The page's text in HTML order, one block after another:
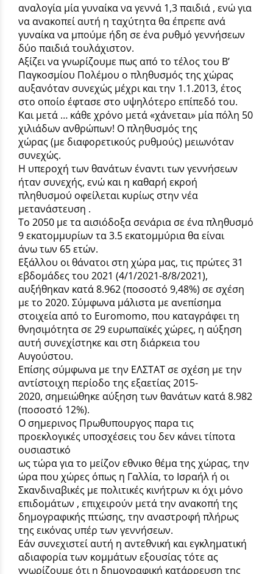
αναλογία μία γυναίκα να γεννά 1,3 παιδιά , ενώ για
να ανακοπεί αυτή η ταχύτητα θα έπρεπε ανά
γυναίκα να μπούμε ήδη σε ένα ρυθμό γεννήσεων
δύο παιδιά τουλάχιστον.
Αξίζει να γνωρίζουμε πως από το τέλος του Β’
Παγκοσμίου Πολέμου ο πληθυσμός της χώρας
αυξανόταν συνεχώς μέχρι και την 1.1.2013, έτος
στο οποίο έφτασε στο υψηλότερο επίπεδό του.
Και μετά … κάθε χρόνο μετά «χάνεται» μία πόλη 50
χιλιάδων ανθρώπων! Ο πληθυσμός της
χώρας (με διαφορετικούς ρυθμούς) μειωνόταν
συνεχώς.
Η υπεροχή των θανάτων έναντι των γεννήσεων
ήταν συνεχής, ενώ και η καθαρή εκροή
πληθυσμού οφείλεται κυρίως στην νέα
μετανάστευση .
Το 2050 με τα αισιόδοξα σενάρια σε ένα πληθυσμό
9 εκατομμυρίων τα 3.5 εκατομμύρια θα είναι
άνω των 65 ετών.
Εξάλλου οι θάνατοι στη χώρα μας, τις πρώτες 31
εβδομάδες του 2021 (4/1/2021-8/8/2021),
αυξήθηκαν κατά 8.962 (ποσοστό 9,48%) σε σχέση
με το 2020. Σύμφωνα μάλιστα με ανεπίσημα
στοιχεία από το Euromomo, που καταγράφει τη
θνησιμότητα σε 29 ευρωπαϊκές χώρες, η αύξηση
αυτή συνεχίστηκε και στη διάρκεια του
Αυγούστου.
Επίσης σύμφωνα με την ΕΛΣΤΑΤ σε σχέση με την
αντίστοιχη περίοδο της εξαετίας 2015-
2020, σημειώθηκε αύξηση των θανάτων κατά 8.982
(ποσοστό 12%).
Ο σημερινος Πρωθυπουργος παρα τις
προεκλογικές υποσχέσεις του δεν κάνει τίποτα
ουσιαστικό
ως τώρα για το μείζον εθνικο θέμα της χώρας, την
ώρα που χώρες όπως η Γαλλία, το Ισραήλ ή οι
Σκανδιναβικές με πολιτικές κινήτρων κι όχι μόνο
επιδομάτων , επιχειρούν μετά την ανακοπή της
δημογραφικής πτώσης, την αναστροφή πλήρως
της εικόνας υπέρ των γεννήσεων.
Εάν συνεχιστεί αυτή η αντεθνική και εγκληματική
αδιαφορία των κομμάτων εξουσίας τότε ας
γνωρίζουμε ότι η δημογραφική κατάρρευση της